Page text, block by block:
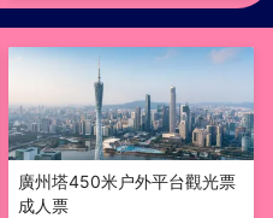
廣州塔450米户外平台觀光票
成人票